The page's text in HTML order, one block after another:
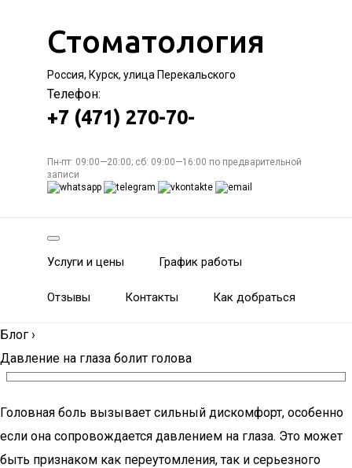
Стоматология
Россия, Курск, улица Перекальского
Телефон:
+7 (471) 270-70-
Пн-пт: 09:00—20:00; сб: 09:00—16:00 по предварительной
записи
Услуги и цены График работы
Отзывы Контакты Как добраться
Блог ›
Давление на глаза болит голова
Головная боль вызывает сильный дискомфорт, особенно
если она сопровождается давлением на глаза. Это может
быть признаком как переутомления, так и серьезного